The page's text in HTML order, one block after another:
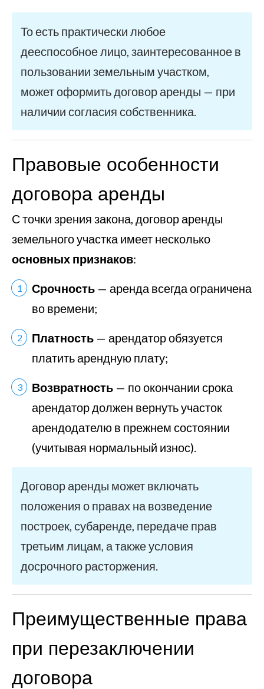
То есть практически любое
дееспособное лицо, заинтересованное в
пользовании земельным участком,
может оформить договор аренды — при
наличии согласия собственника.
Правовые особенности
договора аренды
С точки зрения закона, договор аренды
земельного участка имеет несколько
основных признаков:
Срочность — аренда всегда ограничена
во времени;
Платность — арендатор обязуется
платить арендную плату;
Возвратность — по окончании срока
арендатор должен вернуть участок
арендодателю в прежнем состоянии
(учитывая нормальный износ).
Договор аренды может включать
положения о правах на возведение
построек, субаренде, передаче прав
третьим лицам, а также условия
досрочного расторжения.
Преимущественные права
при перезаключении
договора